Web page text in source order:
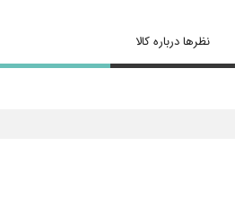
نظرها درباره کالا